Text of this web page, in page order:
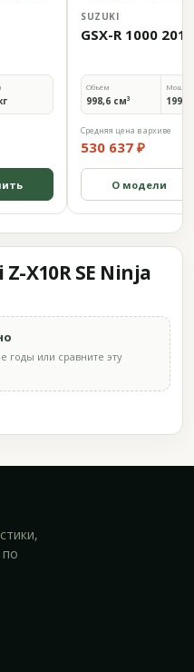
SUZUKI
GSX-R 1000 2019
Объём
998,6 см³ 199,2
Средняя цена в архиве
530 637 ₽
О модели
X10R SE Ninja
годы или сравните эту